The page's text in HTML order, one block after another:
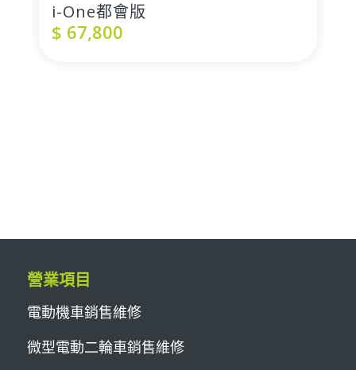
i-One都會版
$ 67,800
營業項目
電動機車銷售維修
微型電動二輪車銷售維修